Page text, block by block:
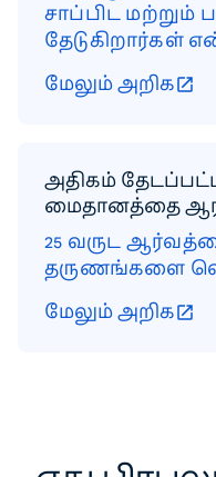
சாப்பிட
தேடுகிறார்கள்
மேலும் அறிக
அதிகம்
மைதானத்தை
25 வருட
தருணங்களை
மேலும் அறிக